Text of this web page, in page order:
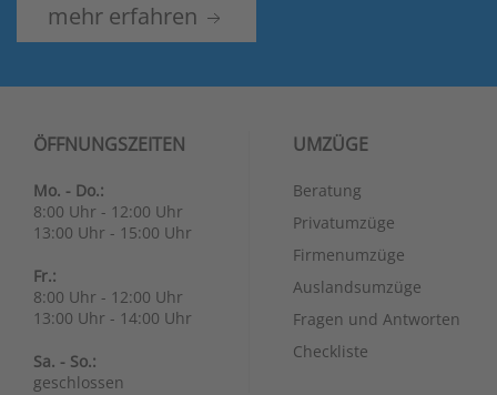
mehr erfahren
ÖFFNUNGSZEITEN
Mo. - Do.:
8:00 Uhr - 12:00 Uhr
13:00 Uhr - 15:00 Uhr
Fr.:
8:00 Uhr - 12:00 Uhr
13:00 Uhr - 14:00 Uhr
Sa. - So.:
geschlossen
UMZÜGE
Beratung
Privatumzüge
Firmenumzüge
Auslandsumzüge
Fragen und Antworten
Checkliste